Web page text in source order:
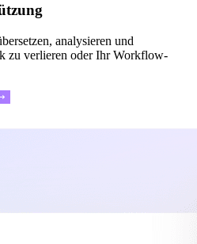
analysieren und
zu verlieren oder Ihr Workflow-